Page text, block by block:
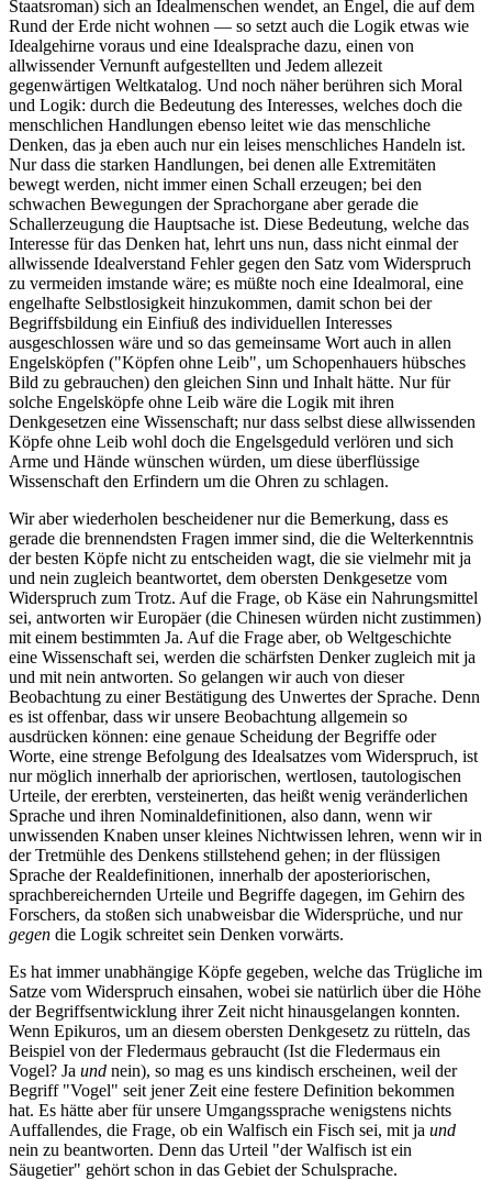
Staatsroman) sich an Idealmenschen wendet, an Engel, die auf dem
Rund der Erde nicht wohnen — so setzt auch die Logik etwas wie
Idealgehirne voraus und eine Idealsprache dazu, einen von
allwissender Vernunft aufgestellten und Jedem allezeit
gegenwärtigen Weltkatalog. Und noch näher berühren sich Moral
und Logik: durch die Bedeutung des Interesses, welches doch die
menschlichen Handlungen ebenso leitet wie das menschliche
Denken, das ja eben auch nur ein leises menschliches Handeln ist.
Nur dass die starken Handlungen, bei denen alle Extremitäten
bewegt werden, nicht immer einen Schall erzeugen; bei den
schwachen Bewegungen der Sprachorgane aber gerade die
Schallerzeugung die Hauptsache ist. Diese Bedeutung, welche das
Interesse für das Denken hat, lehrt uns nun, dass nicht einmal der
allwissende Idealverstand Fehler gegen den Satz vom Widerspruch
zu vermeiden imstande wäre; es müßte noch eine Idealmoral, eine
engelhafte Selbstlosigkeit hinzukommen, damit schon bei der
Begriffsbildung ein Einfiuß des individuellen Interesses
ausgeschlossen wäre und so das gemeinsame Wort auch in allen
Engelsköpfen ("Köpfen ohne Leib", um Schopenhauers hübsches
Bild zu gebrauchen) den gleichen Sinn und Inhalt hätte. Nur für
solche Engelsköpfe ohne Leib wäre die Logik mit ihren
Denkgesetzen eine Wissenschaft; nur dass selbst diese allwissenden
Köpfe ohne Leib wohl doch die Engelsgeduld verlören und sich
Arme und Hände wünschen würden, um diese überflüssige
Wissenschaft den Erfindern um die Ohren zu schlagen.
Wir aber wiederholen bescheidener nur die Bemerkung, dass es
gerade die brennendsten Fragen immer sind, die die Welterkenntnis
der besten Köpfe nicht zu entscheiden wagt, die sie vielmehr mit ja
und nein zugleich beantwortet, dem obersten Denkgesetze vom
Widerspruch zum Trotz. Auf die Frage, ob Käse ein Nahrungsmittel
sei, antworten wir Europäer (die Chinesen würden nicht zustimmen)
mit einem bestimmten Ja. Auf die Frage aber, ob Weltgeschichte
eine Wissenschaft sei, werden die schärfsten Denker zugleich mit ja
und mit nein antworten. So gelangen wir auch von dieser
Beobachtung zu einer Bestätigung des Unwertes der Sprache. Denn
es ist offenbar, dass wir unsere Beobachtung allgemein so
ausdrücken können: eine genaue Scheidung der Begriffe oder
Worte, eine strenge Befolgung des Idealsatzes vom Widerspruch, ist
nur möglich innerhalb der apriorischen, wertlosen, tautologischen
Urteile, der ererbten, versteinerten, das heißt wenig veränderlichen
Sprache und ihren Nominaldefinitionen, also dann, wenn wir
unwissenden Knaben unser kleines Nichtwissen lehren, wenn wir in
der Tretmühle des Denkens stillstehend gehen; in der flüssigen
Sprache der Realdefinitionen, innerhalb der aposteriorischen,
sprachbereichernden Urteile und Begriffe dagegen, im Gehirn des
Forschers, da stoßen sich unabweisbar die Widersprüche, und nur
gegen die Logik schreitet sein Denken vorwärts.
Es hat immer unabhängige Köpfe gegeben, welche das Trügliche im
Satze vom Widerspruch einsahen, wobei sie natürlich über die Höhe
der Begriffsentwicklung ihrer Zeit nicht hinausgelangen konnten.
Wenn Epikuros, um an diesem obersten Denkgesetz zu rütteln, das
Beispiel von der Fledermaus gebraucht (Ist die Fledermaus ein
Vogel? Ja und nein), so mag es uns kindisch erscheinen, weil der
Begriff "Vogel" seit jener Zeit eine festere Definition bekommen
hat. Es hätte aber für unsere Umgangssprache wenigstens nichts
Auffallendes, die Frage, ob ein Walfisch ein Fisch sei, mit ja und
nein zu beantworten. Denn das Urteil "der Walfisch ist ein
Säugetier" gehört schon in das Gebiet der Schulsprache.